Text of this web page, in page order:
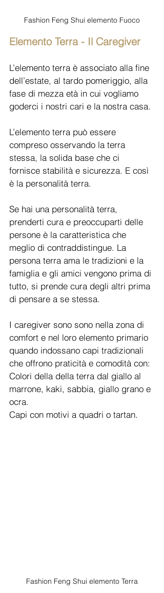
Fashion Feng Shui elemento Fuoco
Elemento Terra - Il Caregiver
L’elemento terra è associato alla fine
dell’estate, al tardo pomeriggio, alla
fase di mezza età in cui vogliamo
goderci i nostri cari e la nostra casa.
L’elemento terra può essere
compreso osservando la terra
stessa, la solida base che ci
fornisce stabilità e sicurezza. E così
è la personalità terra.
Se hai una personalità terra,
prenderti cura e preoccuparti delle
persone è la caratteristica che
meglio di contraddistingue. La
persona terra ama le tradizioni e la
famiglia e gli amici vengono prima di
tutto, si prende cura degli altri prima
di pensare a se stessa.
I caregiver sono sono nella zona di
comfort e nel loro elemento primario
quando indossano capi tradizionali
che offrono praticità e comodità con:
Colori della della terra dal giallo al
marrone, kaki, sabbia, giallo grano e
ocra.
Capi con motivi a quadri o tartan.
Fashion Feng Shui elemento Terra